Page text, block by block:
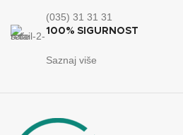
(035) 31 31 31
100% SIGURNOST
Saznaj više